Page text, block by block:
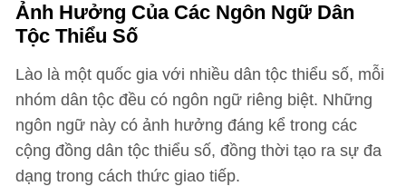
Ảnh Hưởng Của Các Ngôn Ngữ Dân
Tộc Thiểu Số
Lào là một quốc gia với nhiều dân tộc thiểu số, mỗi
nhóm dân tộc đều có ngôn ngữ riêng biệt. Những
ngôn ngữ này có ảnh hưởng đáng kể trong các
cộng đồng dân tộc thiểu số, đồng thời tạo ra sự đa
dạng trong cách thức giao tiếp.